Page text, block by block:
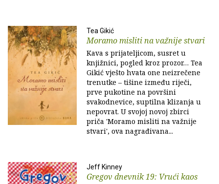
Tea Gikić
Moramo misliti na važnije stvari
Kava s prijateljicom, susret u
knjižnici, pogled kroz prozor… Tea
Gikić vješto hvata one neizrečene
trenutke – tišine između riječi,
prve pukotine na površini
svakodnevice, suptilna klizanja u
nepovrat. U svojoj novoj zbirci
priča 'Moramo misliti na važnije
stvari', ova nagrađivana...
Jeff Kinney
Gregov dnevnik 19: Vrući kaos